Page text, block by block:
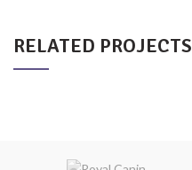
RELATED PROJECTS